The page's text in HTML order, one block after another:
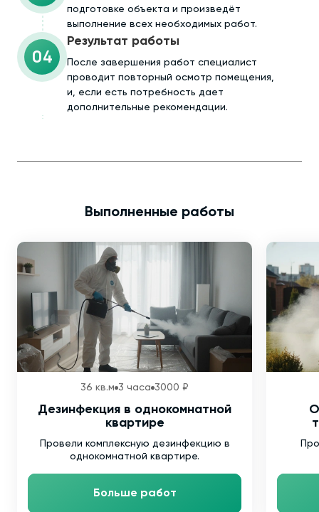
подготовке объекта и произведёт
выполнение всех необходимых работ.
04
Результат работы
После завершения работ специалист
проводит повторный осмотр помещения,
и, если есть потребность дает
дополнительные рекомендации.
Выполненные работы
36 кв.м 3 часа 3000 ₽
Дезинфекция в однокомнатной
квартире
Провели комплексную дезинфекцию в
однокомнатной квартире.
Больше работ